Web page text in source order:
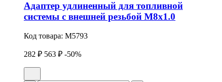
Адаптер удлиненный для топливной
системы с внешней резьбой М8х1.0
Код товара: M5793
282 ₽ 563 ₽ -50%